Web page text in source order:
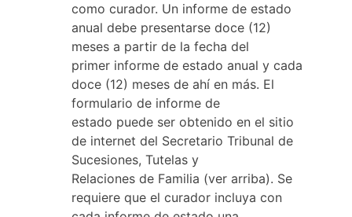
como curador. Un informe de estado
anual debe presentarse doce (12)
meses a partir de la fecha del
primer informe de estado anual y cada
doce (12) meses de ahí en más. El
formulario de informe de
estado puede ser obtenido en el sitio
de internet del Secretario Tribunal de
Sucesiones, Tutelas y
Relaciones de Familia (ver arriba). Se
requiere que el curador incluya con